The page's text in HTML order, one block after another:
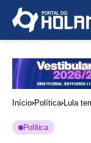
Início Política Lula
Política